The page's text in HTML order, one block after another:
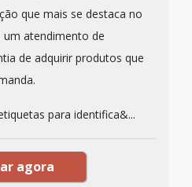
que mais se destaca no
atendimento de
de adquirir produtos que
para identifica&...
agora